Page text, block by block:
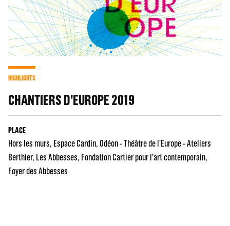
HIGHLIGHTS
CHANTIERS D'EUROPE 2019
PLACE
Hors les murs Espace Cardin Odéon - Théâtre de l'Europe - Ateliers
Berthier Les Abbesses Fondation Cartier pour l'art contemporain
Foyer des Abbesses